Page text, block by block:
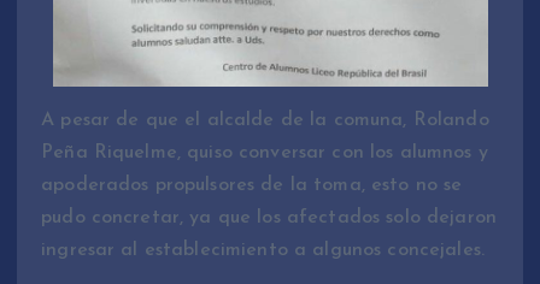
A pesar de que el alcalde de la comuna, Rolando
Peña Riquelme, quiso conversar con los alumnos y
apoderados propulsores de la toma, esto no se
pudo concretar, ya que los afectados solo dejaron
ingresar al establecimiento a algunos concejales.